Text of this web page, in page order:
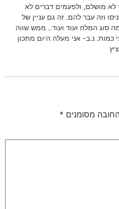
לא מושלם, ולפעמים דברים לא
וזה עבר להם. זה גם עניין של
סוג המלח ועוד ועוד.. ממש שווה
כמות. נ.ב- אני מעלה היום מתכון
מסומנים *